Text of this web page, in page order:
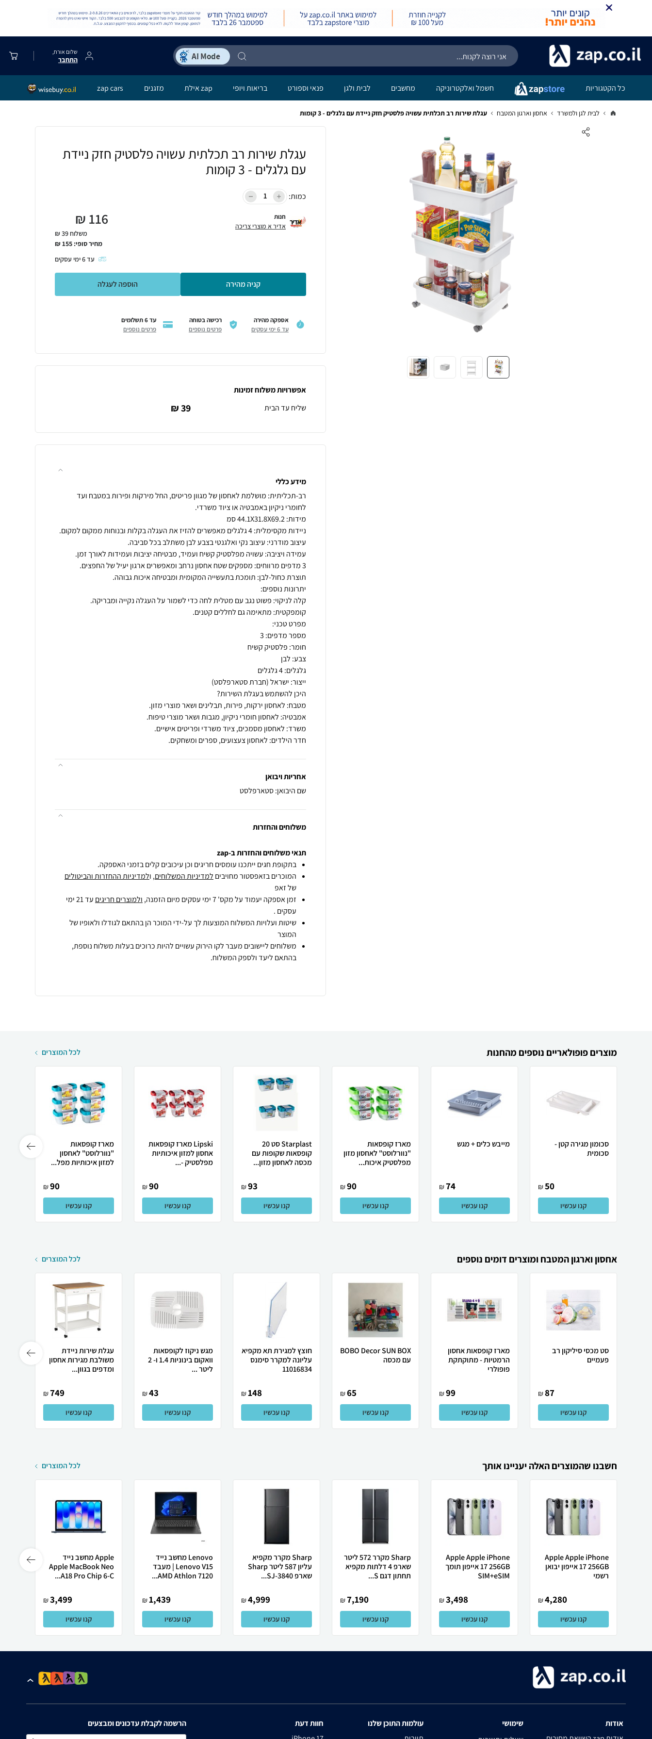
שלום אורח,
התחבר
כל הקטגוריות חשמל ואלקטרוניקה מחשבים לבית ולגן פנאי וספורט בריאות ויופי zap אילת מזגנים zap cars
לבית לגן ולמשרד אחסון וארגון המטבח עגלת שירות רב תכלתית עשויה פלסטיק חזק ניידת עם גלגלים - 3 קומות
עגלת שירות רב תכלתית עשויה פלסטיק חזק ניידת
עם גלגלים - 3 קומות
כמות:
חנות
אדיר א מוצרי צריכה 116
₪
משלוח 39 ₪
מחיר סופי: 155
₪
עד6ימי עסקים
קניה מהירה הוספה לעגלה
אספקה מהירה
עד 6 ימי עסקים
רכישה בטוחה
פרטים נוספים
עד 6 תשלומים
פרטים נוספים
אפשרויות משלוח זמינות
שליח עד הבית
39 ₪
מידע כללי
רב-תכליתית: מושלמת לאחסון של מגוון פריטים, החל מירקות ופירות במטבח ועד
חדר הילדים: לאחסון צעצועים, ספרים ומשחקים.
אחריות ויבואן
שם היבואן: סטארפלסט
משלוחים והחזרות
תנאי משלוחים והחזרות ב-zap
בתקופת חגים ייתכנו עומסים חריגים וכן עיכובים קלים בזמני האספקה.
המוכרים בזאפסטור מחויבים למדיניות המשלוחים, ולמדיניות ההחזרות והביטולים
של זאפ
זמן אספקה יעמוד על מקס' 7 ימי עסקים מיום הזמנה,
ולמוצרים חריגים
עד 21 ימי
עסקים .
שיטות ועלויות המשלוח המוצעות לך על-ידי המוכר הן בהתאם לגודלו ולאופיו של
המוצר
משלוחים ליישובים מעבר לקו הירוק עשויים להיות כרוכים בעלות משלוח נוספת,
בהתאם ליעד ולספק המשלוח.
מוצרים פופולאריים נוספים מהחנות לכל המוצרים
סכומון מגירה קטן -
סכומית
50
₪
קנו עכשיו
מייבש כלים + מגש
74
₪
קנו עכשיו
מארז קופסאות
"נוורלוסט" לאחסון מזון
מפלסטיק איכות...
90
₪
קנו עכשיו
Starplast סט 20
קופסאות שקופות עם
מכסה לאחסון מזון...
93
₪
קנו עכשיו
Lipski מארז קופסאות
אחסון למזון איכותיות
מפלסטיק -...
90
₪
קנו עכשיו
מארז קופסאות
"נוורלוסט" לאחסון
למזון איכותיות מפל...
90
₪
קנו עכשיו
אחסון וארגון המטבח ומוצרים דומים נוספים לכל המוצרים
סט מכסי סיליקון רב
פעמיים
87
₪
קנו עכשיו
מארז קופסאות אחסון
הרמטיות - מתוקתקת
פופולרי
99
₪
קנו עכשיו
BOBO Decor SUN BOX
עם מכסה
65
₪
קנו עכשיו
חוצץ למגירת תא מקפיא
עליונה למקרר סימנס
11016834
148
₪
קנו עכשיו
מגש ניקוז לקופסאות
וואקום בינוניות 1.4 ו- 2
ליטר ...
43
₪
קנו עכשיו
עגלת שירות ניידת
משולבת מגירות אחסון
ומדפים בגוון...
749
₪
קנו עכשיו
חשבנו שהמוצרים האלה יעניינו אותך לכל המוצרים
Apple Apple iPhone
17 256GB אייפון יבואן
רשמי
4,280
₪
קנו עכשיו
Apple Apple iPhone
17 256GB אייפון תומך
SIM+eSIM
3,498
₪
קנו עכשיו
Sharp מקרר 572 ליטר
שארפ 4 דלתות מקפיא
תחתון דגם S...
7,190
₪
קנו עכשיו
Sharp מקרר מקפיא
עליון 587 ליטר Sharp
שארפ SJ-3840...
4,999
₪
קנו עכשיו
Lenovo מחשב נייד
Lenovo V15 | מעבד
AMD Athlon 7120...
1,439
₪
קנו עכשיו
Apple מחשב נייד
Apple MacBook Neo
A18 Pro Chip 6-C...
3,499
₪
קנו עכשיו
אודות
שימושי
עולמות התוכן שלנו
חוות דעת
הרשמה לקבלת עדכונים ומבצעים